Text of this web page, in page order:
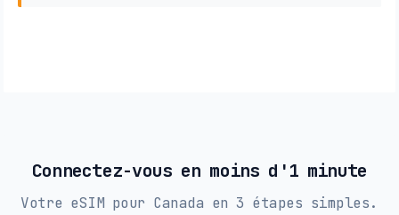
Connectez-vous en moins d'1 minute
Votre eSIM pour Canada en 3 étapes simples.